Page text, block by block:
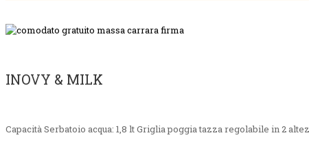
INOVY & MILK
Capacità Serbatoio acqua: 1,8 ltGriglia poggia tazza regolabile in 2